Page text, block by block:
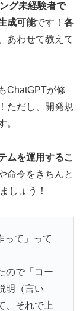
グ未経験者で
成可能です！ 各
あわせて教えて
ChatGPTが修
ただし、開発規
。
ムを運用するこ
命令をきちんと
しょう！
って」って
ので「コー
明（言い
、それで上